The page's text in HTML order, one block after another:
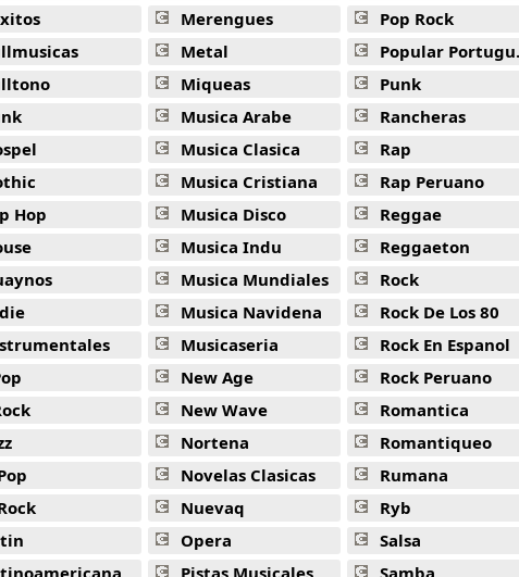
Hop
Merengues
Metal
Miqueas
Musica Arabe
Musica Clasica
Musica Cristiana
Musica Disco
Musica Indu
Musica Mundiales
Musica Navidena
Musicaseria
New Age
New Wave
Nortena
Novelas Clasicas
Nuevaq
Opera
Pistas Musicales
Pop Rock
Popular Portuguesa
Punk
Rancheras
Rap
Rap Peruano
Reggae
Reggaeton
Rock
Rock De Los 80
Rock En Espanol
Rock Peruano
Romantica
Romantiqueo
Rumana
Ryb
Salsa
Samba